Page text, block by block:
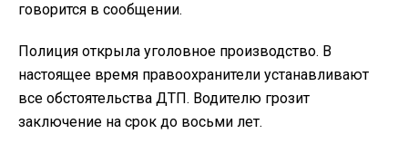
говорится в сообщении.
Полиция открыла уголовное производство. В
настоящее время правоохранители устанавливают
все обстоятельства ДТП. Водителю грозит
заключение на срок до восьми лет.